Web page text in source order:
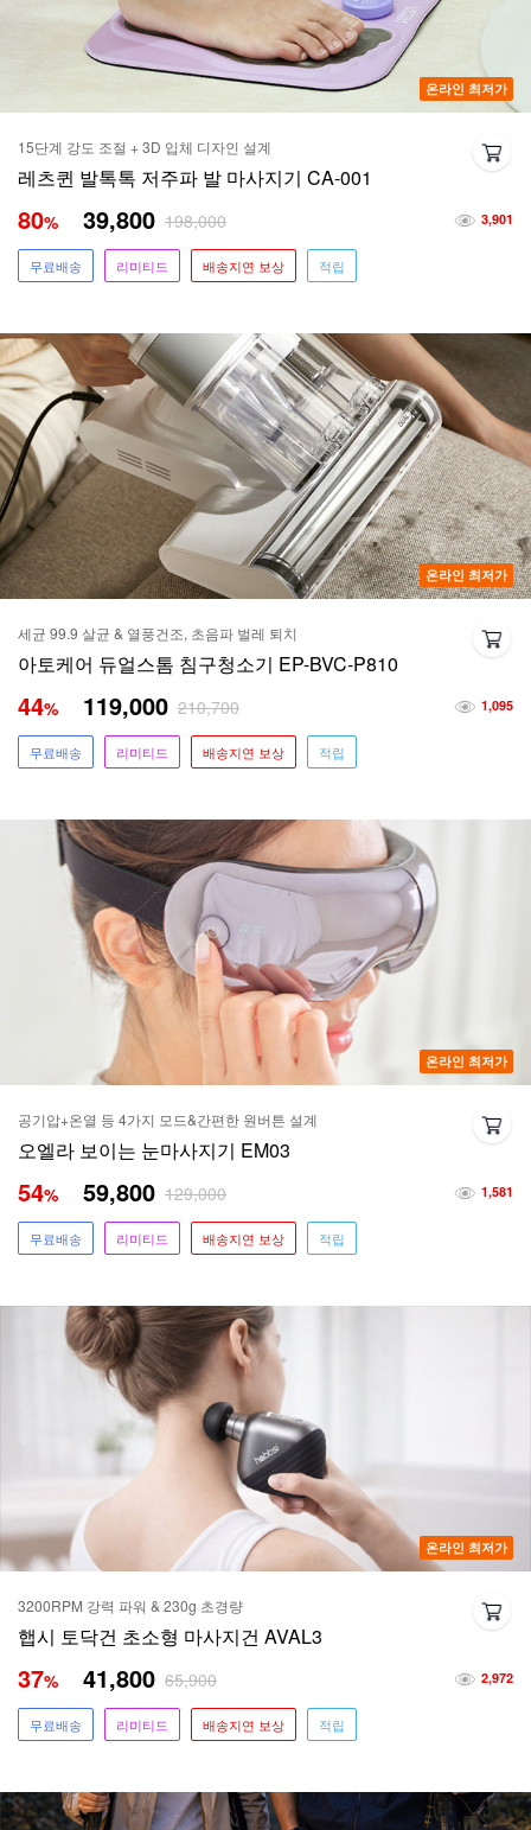
온라인 최저가
15단계 강도 조절 + 3D 입체 디자인 설계
레츠퀸 발톡톡 저주파 발 마사지기 CA-001
3,901
80% 39,800 198,000
무료배송 리미티드 배송지연 보상 적립
온라인 최저가
세균 99.9 살균 & 열풍건조, 초음파 벌레 퇴치
아토케어 듀얼스톰 침구청소기 EP-BVC-P810
1,095
44% 119,000 210,700
무료배송 리미티드 배송지연 보상 적립
온라인 최저가
공기압+온열 등 4가지 모드&간편한 원버튼 설계
오엘라 보이는 눈마사지기 EM03
1,581
54% 59,800 129,000
무료배송 리미티드 배송지연 보상 적립
온라인 최저가
3200RPM 강력 파워 & 230g 초경량
햅시 토닥건 초소형 마사지건 AVAL3
2,972
37% 41,800 65,900
무료배송 리미티드 배송지연 보상 적립